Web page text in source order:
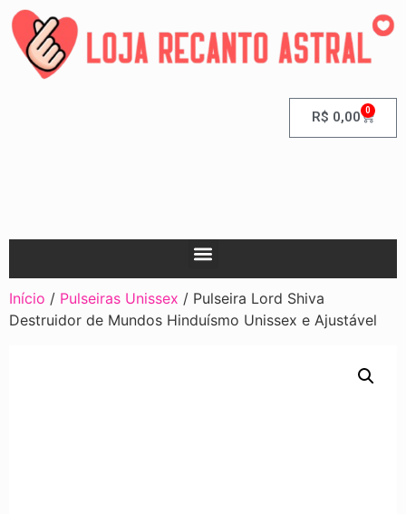
R$ 0,00 0
Início / Pulseiras Unissex / Pulseira Lord Shiva
Destruidor de Mundos Hinduísmo Unissex e Ajustável